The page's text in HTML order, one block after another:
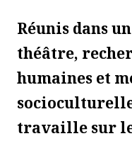
Réunis dans
théâtre,
humaines et
travaille sur